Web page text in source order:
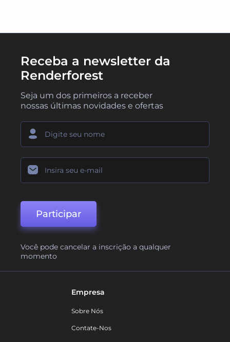
Receba a newsletter da
Renderforest
Seja um dos primeiros a receber
nossas últimas novidades e ofertas
Participar
Você pode cancelar a inscrição a qualquer
momento
Empresa
Sobre Nós
Contate-Nos